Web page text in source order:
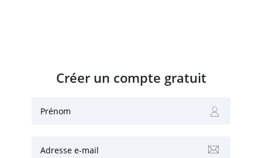
Créer un compte gratuit
Prénom
Adresse e-mail